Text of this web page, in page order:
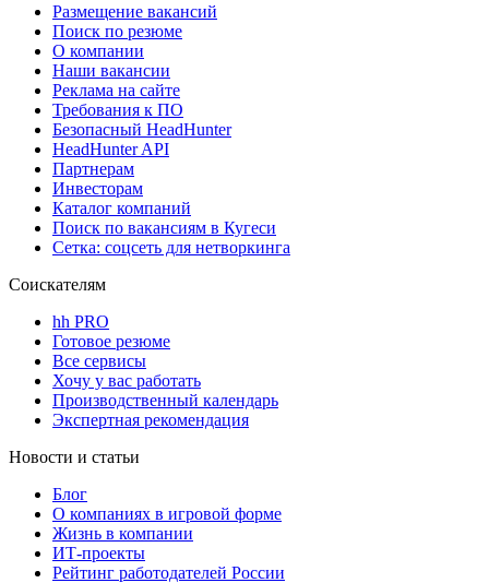
Размещение вакансий
Поиск по резюме
О компании
Наши вакансии
Реклама на сайте
Требования к ПО
Безопасный HeadHunter
HeadHunter API
Партнерам
Инвесторам
Каталог компаний
Поиск по вакансиям в Кугеси
Сетка: соцсеть для нетворкинга
Соискателям
hh PRO
Готовое резюме
Все сервисы
Хочу у вас работать
Производственный календарь
Экспертная рекомендация
Новости и статьи
Блог
О компаниях в игровой форме
Жизнь в компании
ИТ-проекты
Рейтинг работодателей России